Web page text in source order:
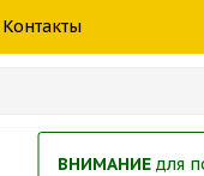
Контакты
ВНИМАНИЕдля